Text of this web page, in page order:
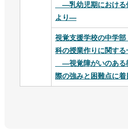
―乳幼児期における
より―
視覚支援学校の中学
科の授業作りに関する
―視覚障がいのある
際の強みと困難点に